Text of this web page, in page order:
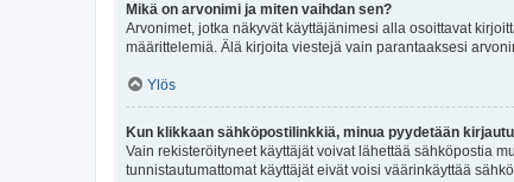
Mikä on arvonimi ja miten vaihdan sen?
Arvonimet, jotka näkyvät käyttäjänimesi alla osoittavat
määrittelemiä. Älä kirjoita viestejä vain parantaaksesi
Ylös
Kun klikkaan sähköpostilinkkiä, minua pyydetään
Vain rekisteröityneet käyttäjät voivat lähettää sähköpostia
tunnistautumattomat käyttäjät eivät voisi väärinkäyttää